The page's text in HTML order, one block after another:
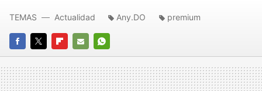
FACEBOOK
TWITTERFLIPBOARD
E-
MAIL
WHATSAPP
TEMAS Actualidad Any.DO premium